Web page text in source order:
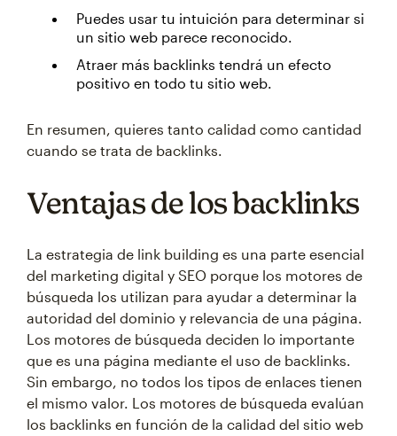
Puedes usar tu intuición para determinar si
un sitio web parece reconocido.
Atraer más backlinks tendrá un efecto
positivo en todo tu sitio web.
En resumen, quieres tanto calidad como cantidad
cuando se trata de backlinks.
Ventajas de los backlinks
La estrategia de link building es una parte esencial
del marketing digital y SEO porque los motores de
búsqueda los utilizan para ayudar a determinar la
autoridad del dominio y relevancia de una página.
Los motores de búsqueda deciden lo importante
que es una página mediante el uso de backlinks.
Sin embargo, no todos los tipos de enlaces tienen
el mismo valor. Los motores de búsqueda evalúan
los backlinks en función de la calidad del sitio web